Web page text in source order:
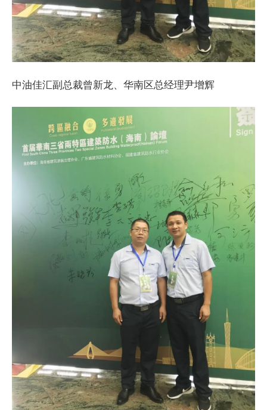
中油佳汇副总裁曾新龙、华南区总经理尹增辉